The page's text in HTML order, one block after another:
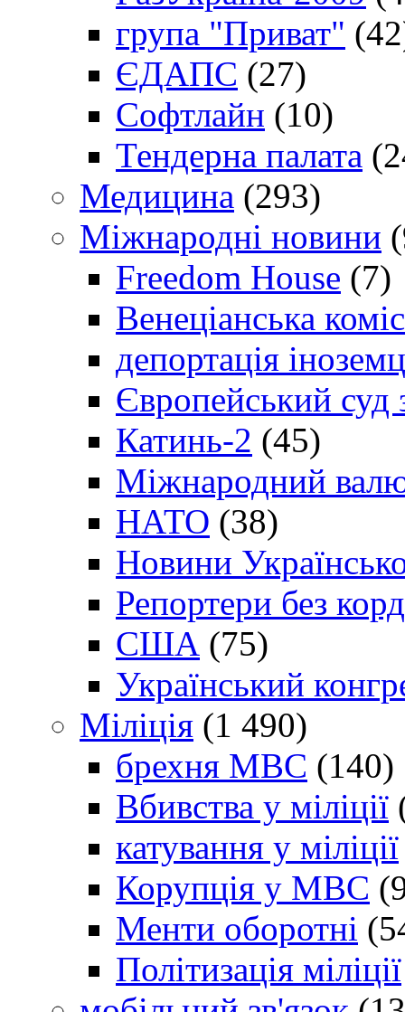
група "Приват"
ЄДАПС (27)
Софтлайн (10)
Тендерна палата
Медицина (293)
Міжнародні новини
Freedom House (7)
Венеціанська
депортація
Європейський
Катинь-2 (45)
Міжнародний
НАТО (38)
Новини
Репортери без
США (75)
Український
Міліція (1 490)
брехня МВС (140)
Вбивства у міліції
катування у міліції
Корупція у МВС
Менти оборотні
Політизація міліції